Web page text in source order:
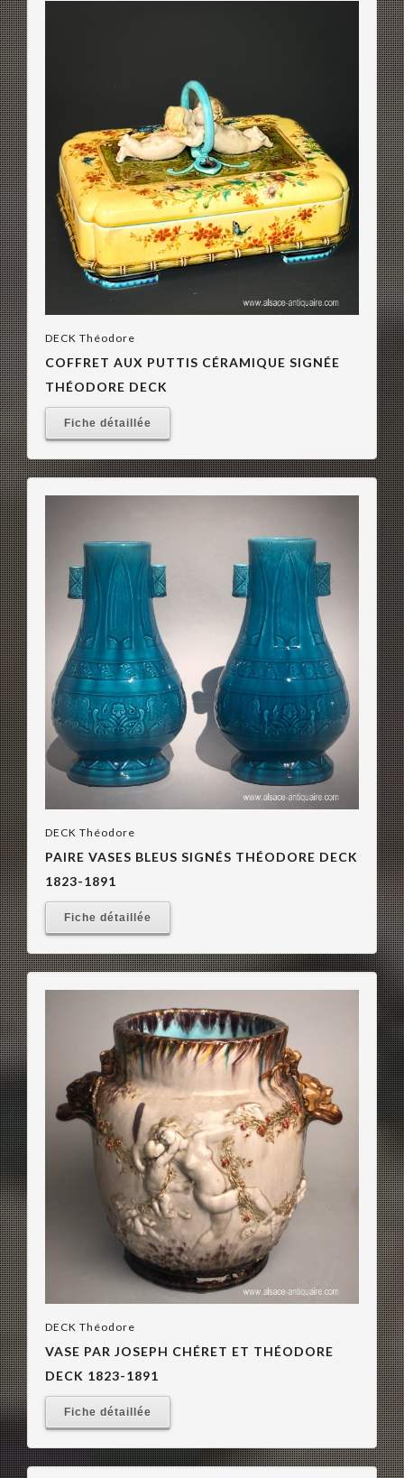
DECK Théodore
COFFRET AUX PUTTIS CÉRAMIQUE SIGNÉE
THÉODORE DECK
Fiche détaillée
DECK Théodore
PAIRE VASES BLEUS SIGNÉS THÉODORE DECK
1823-1891
Fiche détaillée
DECK Théodore
VASE PAR JOSEPH CHÉRET ET THÉODORE
DECK 1823-1891
Fiche détaillée